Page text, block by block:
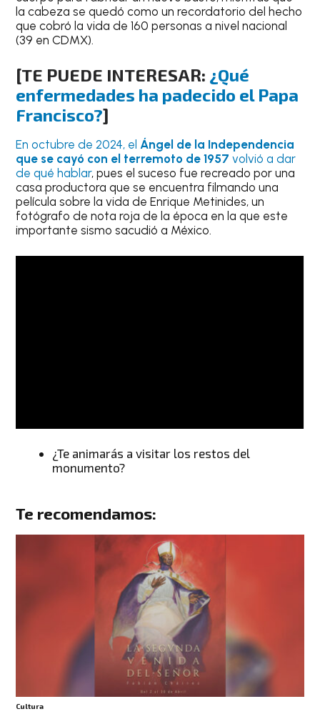
la cabeza se quedó como un recordatorio del hecho
que cobró la vida de 160 personas a nivel nacional
(39 en CDMX).
[TE PUEDE INTERESAR: ¿Qué
enfermedades ha padecido el Papa
Francisco?]
En octubre de 2024, elÁngel de la Independencia
que se cayó con el terremoto de 1957 volvió a dar
de qué hablar, pues el suceso fue recreado por una
casa productora que se encuentra filmando una
película sobre la vida de Enrique Metinides, un
fotógrafo de nota roja de la época en la que este
importante sismo sacudió a México.
¿Te animarás a visitar los restos del
monumento?
Te recomendamos:
Cultura